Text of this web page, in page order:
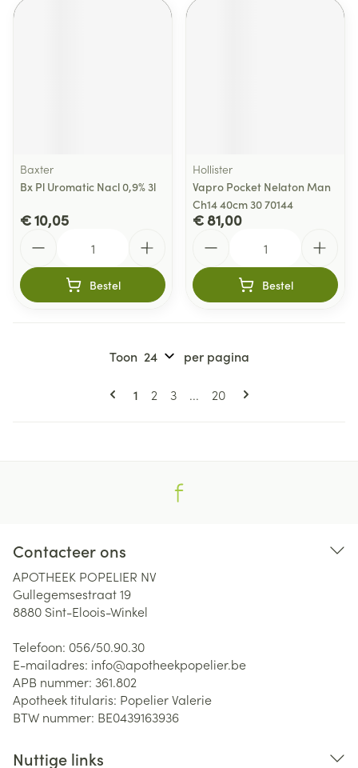
Baxter
Bx Pl Uromatic Nacl 0,9% 3l
€ 10,05
Bestel
Hollister
Vapro Pocket Nelaton Man
Ch14 40cm 30 70144
€ 81,00
Bestel
Pagina's
U lees momenteel pagina
1 Pagina
2 Pagina
3 ... Pagina
20
Toon per pagina
Contacteer ons
APOTHEEK POPELIER NV
Gullegemsestraat 19
8880 Sint-Eloois-Winkel
Telefoon: 056/50.90.30
E-mailadres: info@apotheekpopelier.be
APB nummer: 361.802
Apotheek titularis: Popelier Valerie
BTW nummer: BE0439163936
Nuttige links